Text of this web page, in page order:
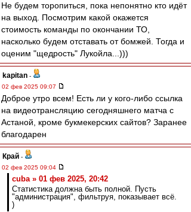
Не будем торопиться, пока непонятно кто идёт
на выход. Посмотрим какой окажется
стоимость команды по окончании ТО,
насколько будем отставать от бомжей. Тогда и
оценим "щедрость" Лукойла...)))
kapitan -
02 фев 2025 09:07
Доброе утро всем! Есть ли у кого-либо ссылка
на видеотрансляцию сегодняшнего матча с
Астаной, кроме букмекерских сайтов? Заранее
благодарен
Край -
02 фев 2025 09:04
cuba » 01 фев 2025, 20:42
Статистика должна быть полной. Пусть
"администрация", фильтруя, показывает всё.
)